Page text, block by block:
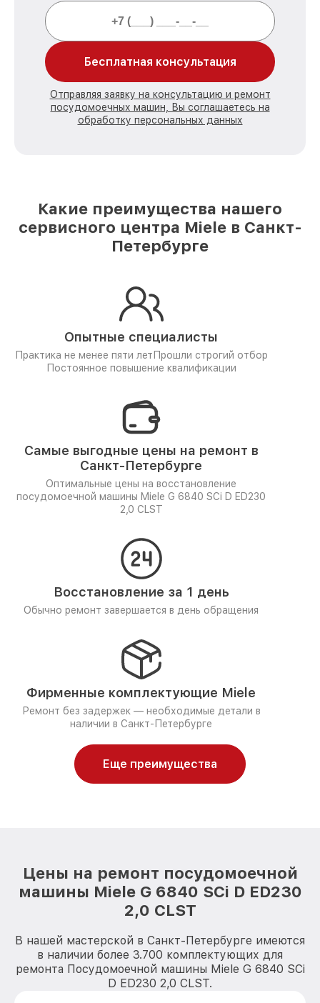
Бесплатная консультация
Отправляя заявку на консультацию и ремонт
посудомоечных машин, Вы соглашаетесь на
обработку персональных данных
Какие преимущества нашего
сервисного центра Miele в Санкт-
Петербурге
Опытные специалисты
Практика не менее пяти лет Прошли строгий отбор
Постоянное повышение квалификации
Самые выгодные цены на ремонт в
Санкт-Петербурге
Оптимальные цены на восстановление
посудомоечной машины Miele G 6840 SCi D ED230
2,0 CLST
Восстановление за 1 день
Обычно ремонт завершается в день обращения
Фирменные комплектующие Miele
Ремонт без задержек — необходимые детали в
наличии в Санкт-Петербурге
Еще преимущества
Цены на ремонт посудомоечной
машины Miele G 6840 SCi D ED230
2,0 CLST
В нашей мастерской в Санкт-Петербурге имеются
в наличии более 3.700 комплектующих для
ремонта Посудомоечной машины Miele G 6840 SCi
D ED230 2,0 CLST.